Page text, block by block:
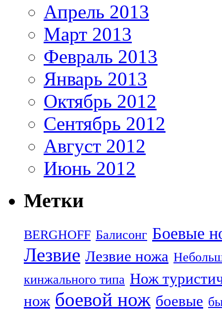
Апрель 2013
Март 2013
Февраль 2013
Январь 2013
Октябрь 2012
Сентябрь 2012
Август 2012
Июнь 2012
Метки
BERGHOFF Балисонг Боевые
Лезвие Лезвие ножа
кинжального типа Нож
нож боевой нож боевые